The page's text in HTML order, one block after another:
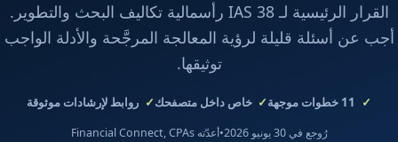
القرار الرئيسية لـ IAS 38 رأسمالية تكاليف البحث والتطوير.
أجب عن أسئلة قليلة لرؤية المعالجة المرجَّحة والأدلة الواجب
توثيقها.
11 خطوات موجهة خاص داخل متصفحك روابط لإرشادات موثوقة
رُوجع في 30 يونيو 2026 •أعدّته Financial Connect, CPAs